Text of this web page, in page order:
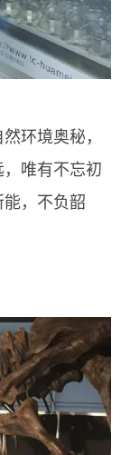
环境奥秘，
唯有不忘初
，不负韶